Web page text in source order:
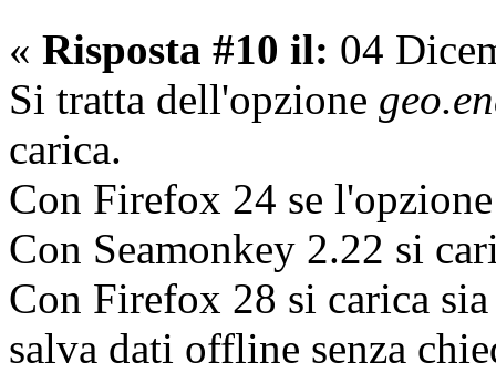
« Risposta #10 il: 04
Si tratta dell'opzione
carica.
Con Firefox 24 se
Con Seamonkey 2.22 si
Con Firefox 28 si carica
salva dati offline senza